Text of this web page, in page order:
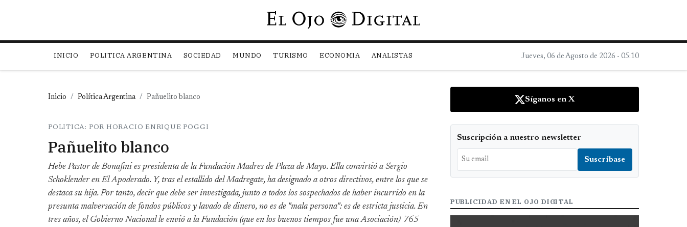
Pasar al contenido principal
INICIO POLITICA ARGENTINA SOCIEDAD MUNDO TURISMO ECONOMIA ANALISTAS Jueves, 06 de Agosto de 2026 - 05:10
Inicio Política Argentina Pañuelito blanco
POLITICA: POR HORACIO ENRIQUE POGGI
Pañuelito blanco
Hebe Pastor de Bonafini es presidenta de la Fundación Madres de Plaza de Mayo. Ella convirtió a Sergio
Schoklender en El Apoderado. Y, tras el estallido del Madregate, ha designado a otros directivos, entre los que se
destaca su hija. Por tanto, decir que debe ser investigada, junto a todos los sospechados de haber incurrido en la
presunta malversación de fondos públicos y lavado de dinero, no es de "mala persona": es de estricta justicia. En
tres años, el Gobierno Nacional le envió a la Fundación (que en los buenos tiempos fue una Asociación) 765
Síganos en X
Suscripción a nuestro newsletter
PUBLICIDAD EN EL OJO DIGITAL